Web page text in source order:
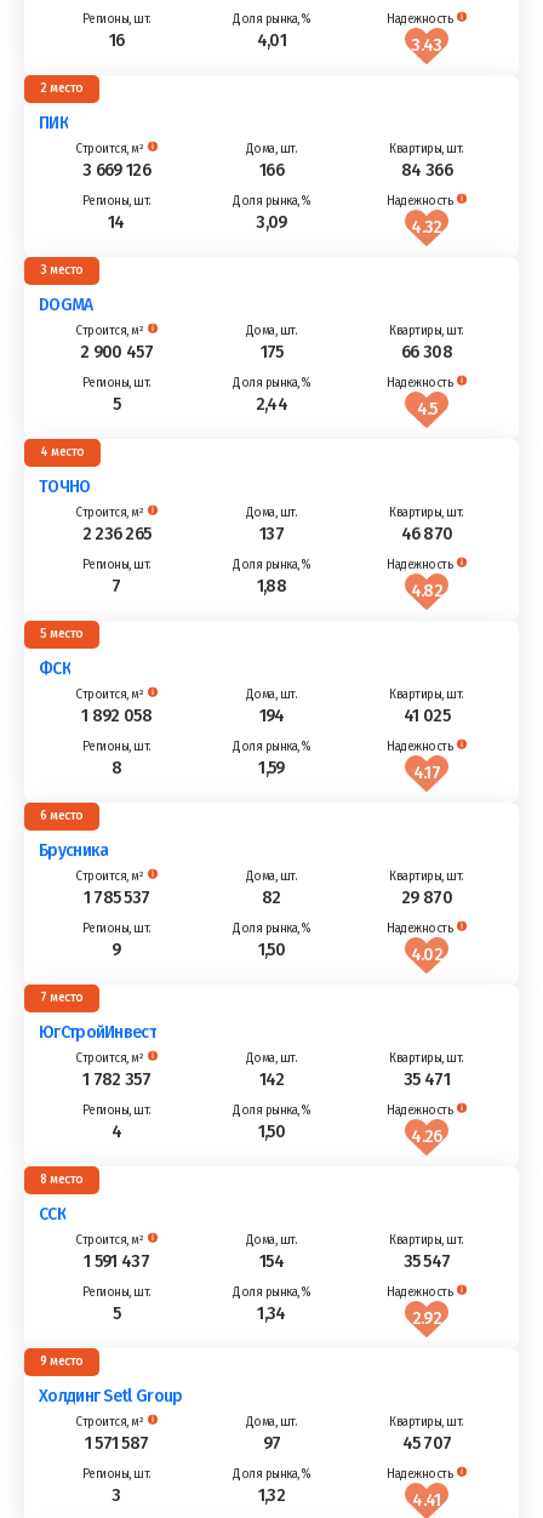
16 4,01 3.43
2
ПИК
3 669 126 166 84 366
14 3,09 4.32
3
DOGMA
2 900 457 175 66 308
5 2,44 4.5
4
ТОЧНО
2 236 265 137 46 870
7 1,88 4.82
5
ФСК
1 892 058 194 41 025
8 1,59 4.17
6
Брусника
1 785 537 82 29 870
9 1,50 4.02
7
ЮгСтройИнвест
1 782 357 142 35 471
4 1,50 4.26
8
ССК
1 591 437 154 35 547
5 1,34 2.92
9
Холдинг Setl Group
1 571 587 97 45 707
3 1,32 4.41